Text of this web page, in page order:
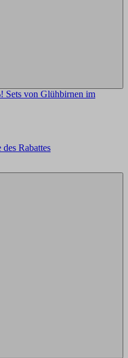
Sets von Glühbirnen im
Rabattes